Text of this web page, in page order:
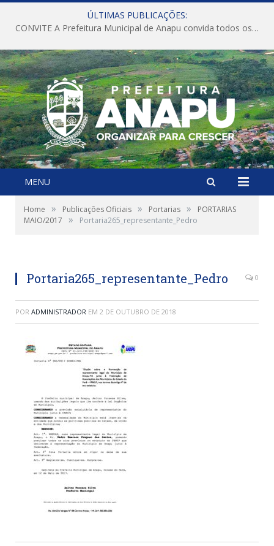
ÚLTIMAS PUBLICAÇÕES:
CONVITE A Prefeitura Municipal de Anapu convida todos os servidores públicos municipais para participarem da Audiência Pública de discussão da Lei de Diretrizes Orçamentárias (LDO), importante instrumento de planejamento das ações e investimentos da Administração Pública para o próximo exercício financeiro.
MENU
Home » Publicações Oficiais » Portarias »
PORTARIAS
MAIO/2017
» Portaria265_representante_Pedro
Portaria265_representante_Pedro 0
POR ADMINISTRADOR EM 2 DE OUTUBRO DE 2018